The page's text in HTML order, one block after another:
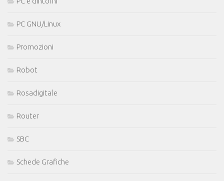
PC GNU/Linux
Promozioni
Robot
Rosadigitale
Router
SBC
Schede Grafiche